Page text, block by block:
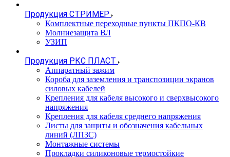
Продукция СТРИМЕР
Комплектные переходные пункты ПКПО-КВ
Молниезащита ВЛ
УЗИП
Продукция РКС ПЛАСТ
Аппаратный зажим
Короба для заземления и транспозиции экранов
силовых кабелей
Крепления для кабеля высокого и сверхвысокого
напряжения
Крепления для кабеля среднего напряжения
Листы для защиты и обозначения кабельных
линий (ЛПЗС)
Монтажные системы
Прокладки силиконовые термостойкие